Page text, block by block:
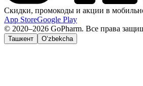
Скидки, промокоды и акции в
App StoreGoogle Play
© 2020–2026 GoPharm. Все права
Ташкент O‘zbekcha